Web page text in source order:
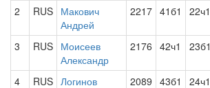
2 RUS Макович
Андрей
2217 41б1 22ч1
3 RUS Моисеев
Александр
2176 42ч1 23б1
4 RUS Логинов
2089 43б1 24ч1